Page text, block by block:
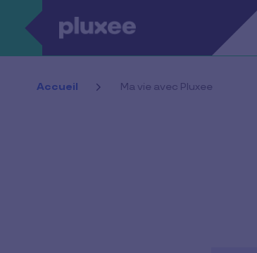
Aller au contenu principal
Accueil Ma vie avec Pluxee